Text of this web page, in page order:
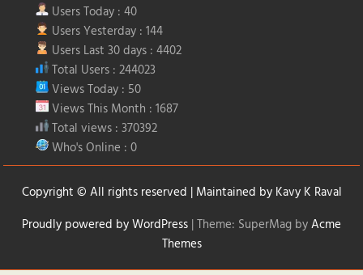
Users Today : 40
Users Yesterday : 144
Users Last 30 days : 4402
Total Users : 244023
Views Today : 50
Views This Month : 1687
Total views : 370392
Who's Online : 0
Copyright © All rights reserved | Maintained by Kavy K Raval
Proudly powered by WordPress |Theme: SuperMag byAcme
Themes